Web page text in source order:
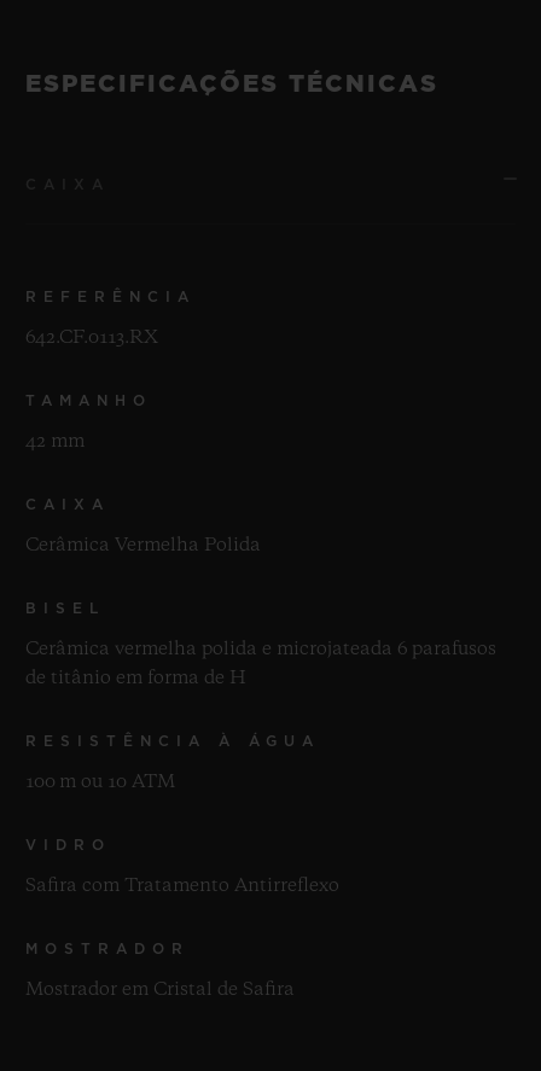
ESPECIFICAÇÕES TÉCNICAS
REFERÊNCIA
642.CF.0113.RX
TAMANHO
42 mm
CAIXA
Cerâmica Vermelha Polida
BISEL
Cerâmica vermelha polida e microjateada 6 parafusos
de titânio em forma de H
RESISTÊNCIA À ÁGUA
100 m ou 10 ATM
VIDRO
Safira com Tratamento Antirreflexo
MOSTRADOR
Mostrador em Cristal de Safira